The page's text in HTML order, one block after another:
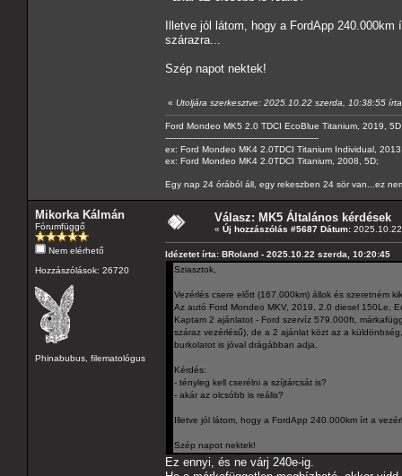
Illetve jól látom, hogy a FordApp
szárazra...
Szép napot nektek!
« Utoljára szerkesztve: 2025.10.22 szerda, 10:38:55
Ford Mondeo MK5 2.0 TDCI EcoBlue Titanium, 2019, 5D
---------------------------------------------------------
ex: Ford Mondeo MK4 2.0TDCI Titanium Individual,
ex: Ford Mondeo MK4 2.0TDCI Titanium, 2008, 5D;
Egy nap 24 órából áll, egy rekeszben 24 sör van...ez
Mikorka Kálmán
Fórumfüggő
Nem elérhető
Hozzászólások: 26720
Phinabubus, filematológus
Válasz: MK5 Általános kérdések
« Új hozzászólás #5687 Dátum:
Idézetet írta: BRoland - 2025.10.22 szerda, 10:20:45
Sziasztok,
Vezérlés csere előtt (167.000km) állok és szeretném
Az autó Ford Mondeo MKV, 2019, 2.0 diesel 150Le,
Kaptam 2 ajánlatot - Ford szervíz 579.000ft,
száraz vezérlésű), de a 2 ajánlat közt az a
burkolatot is jóval drágábban adja.
Kérdés:
- tényleg kell cserélni a szíjtárcsát is?
- akár az olcsóbb is reális?
Illetve jól látom, hogy a FordApp 240.000km írt a
Szép napot nektek!
Ez ennyi, és ne várj 240e-ig.